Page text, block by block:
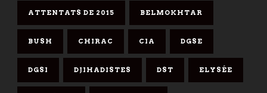
ATTENTATS DE 2015 BELMOKHTAR
BUSH CHIRAC CIA DGSE
DGSI DJIHADISTES DST ELYSÉE